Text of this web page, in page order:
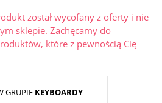
został wycofany z oferty i nie
sklepie. Zachęcamy do
które z pewnością Cię
GRUPIE KEYBOARDY